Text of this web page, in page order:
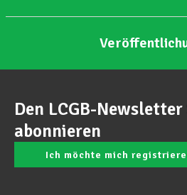
Aktuell
Den LCGB-
abonnieren
Ich möchte mich